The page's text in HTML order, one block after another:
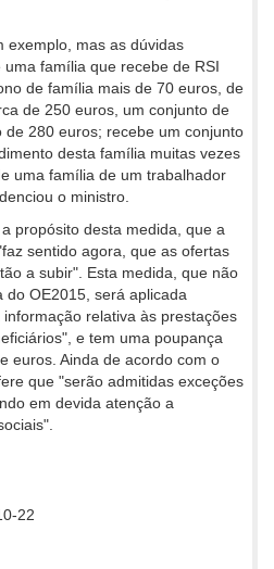
exemplo, mas as dúvidas
família que recebe de RSI
de família mais de 70 euros, de
de 250 euros, um conjunto de
280 euros; recebe um conjunto
desta família muitas vezes
uma família de um trabalhador
o ministro.
propósito desta medida, que a
sentido agora, que as ofertas
a subir". Esta medida, que não
OE2015, será aplicada
relativa às prestações
e tem uma poupança
euros. Ainda de acordo com o
que "serão admitidas exceções
em devida atenção a
22